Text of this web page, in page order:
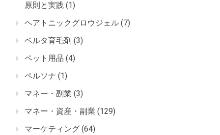
原則と実践 (1)
ヘアトニックグロウジェル (7)
ベルタ育毛剤 (3)
ペット用品 (4)
ペルソナ (1)
マネー・副業 (3)
マネー・資産・副業 (129)
マーケティング (64)